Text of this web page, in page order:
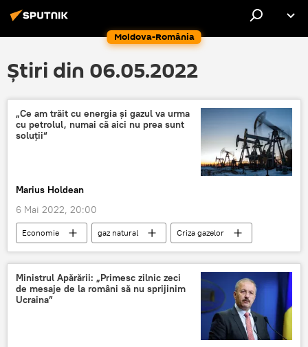
Moldova-România
Știri din 06.05.2022
„Ce am trăit cu energia şi gazul va urma
cu petrolul, numai că aici nu prea sunt
soluţii“
Marius Holdean
6 Mai 2022, 20:00
Economie gaz natural
Criza gazelor
România
import
Rusia
Situatia din Ucraina
Ministrul Apărării: „Primesc zilnic zeci
de mesaje de la români să nu sprijinim
Ucraina”